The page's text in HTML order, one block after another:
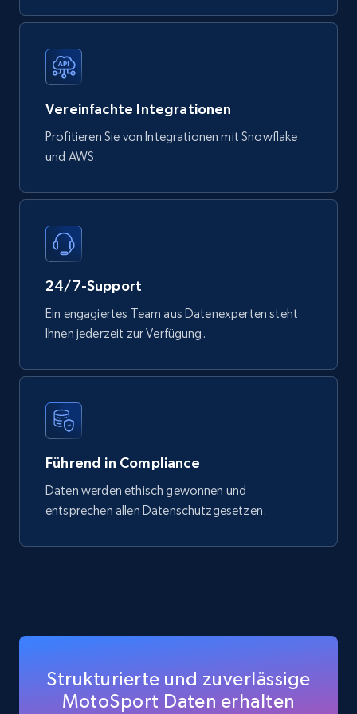
740+ 39+ Jetzt kaufen
Mouser - Products
Product url, Category url, Mouser part num, Mfr
part number, Manufacturer, Image, Image high,
Manufacturer url, and more.
eCommerce
717+
Vereinfachte Integrationen
Profitieren Sie von Integrationen mit Snowflake
und AWS.
24/7-Support
Ein engagiertes Team aus Datenexperten steht
Ihnen jederzeit zur Verfügung.
Führend in Compliance
Daten werden ethisch gewonnen und
entsprechen allen Datenschutzgesetzen.
Strukturierte und zuverlässige
MotoSport Daten erhalten